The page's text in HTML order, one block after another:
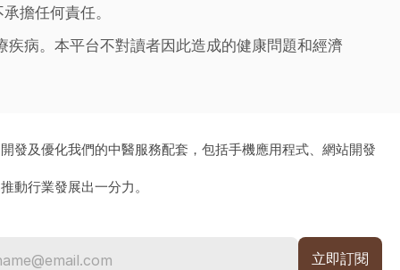
擔任何責任。
病。本平台不對讀者因此造成的健康問題和經濟
發及優化我們的中醫服務配套，包括手機應用程式、網站開發
動行業發展出一分力。